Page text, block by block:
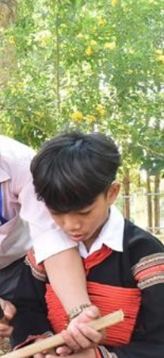
Bắc Biên -
làng ven
Nội
TS. Trần Kim